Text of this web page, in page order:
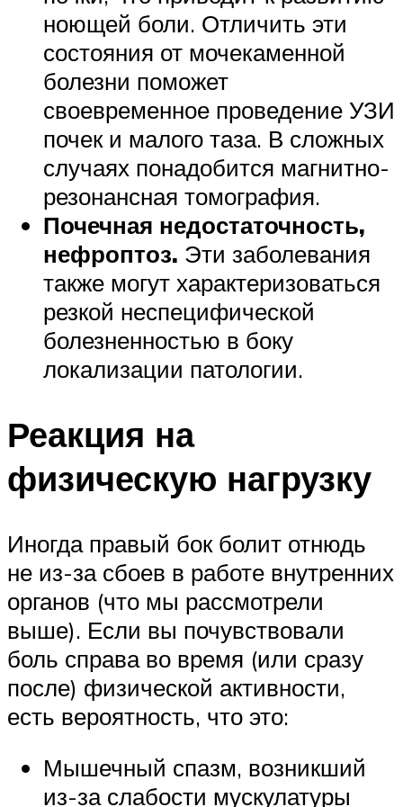
ноющей боли. Отличить эти
состояния от мочекаменной
болезни поможет
своевременное проведение УЗИ
почек и малого таза. В сложных
случаях понадобится магнитно-
резонансная томография.
Почечная недостаточность,
нефроптоз. Эти заболевания
также могут характеризоваться
резкой неспецифической
болезненностью в боку
локализации патологии.
Реакция на
физическую нагрузку
Иногда правый бок болит отнюдь
не из-за сбоев в работе внутренних
органов (что мы рассмотрели
выше). Если вы почувствовали
боль справа во время (или сразу
после) физической активности,
есть вероятность, что это:
Мышечный спазм, возникший
из-за слабости мускулатуры